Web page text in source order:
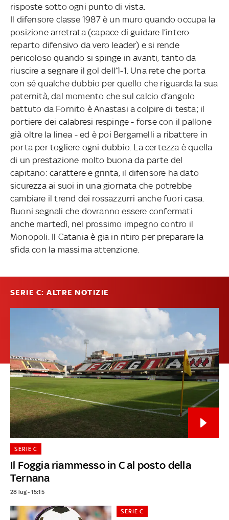
risposte sotto ogni punto di vista.
Il difensore classe 1987 è un muro quando occupa la
posizione arretrata (capace di guidare l’intero
reparto difensivo da vero leader) e si rende
pericoloso quando si spinge in avanti, tanto da
riuscire a segnare il gol dell’1-1. Una rete che porta
con sé qualche dubbio per quello che riguarda la sua
paternità, dal momento che sul calcio d’angolo
battuto da Fornito è Anastasi a colpire di testa; il
portiere dei calabresi respinge - forse con il pallone
già oltre la linea - ed è poi Bergamelli a ribattere in
porta per togliere ogni dubbio. La certezza è quella
di un prestazione molto buona da parte del
capitano: carattere e grinta, il difensore ha dato
sicurezza ai suoi in una giornata che potrebbe
cambiare il trend dei rossazzurri anche fuori casa.
Buoni segnali che dovranno essere confermati
anche martedì, nel prossimo impegno contro il
Monopoli. Il Catania è gia in ritiro per preparare la
sfida con la massima attenzione.
SERIE C: ALTRE NOTIZIE
Il Foggia riammesso in C al posto della
Ternana
SERIE C
28 lug - 15:15
SERIE C